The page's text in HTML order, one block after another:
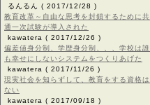
るんるん ( 2017/12/28 )
教育改革～自由な思考を封鎖するために共
通一次試験が導入された
kawatera ( 2017/12/26 )
偏差値身分制、学歴身分制、、、学校は誰
も幸せにしないシステムをつくりあげた
kawatera ( 2017/11/26 )
現実社会を知らずして、教育をする資格は
ない
kawatera ( 2017/09/18 )